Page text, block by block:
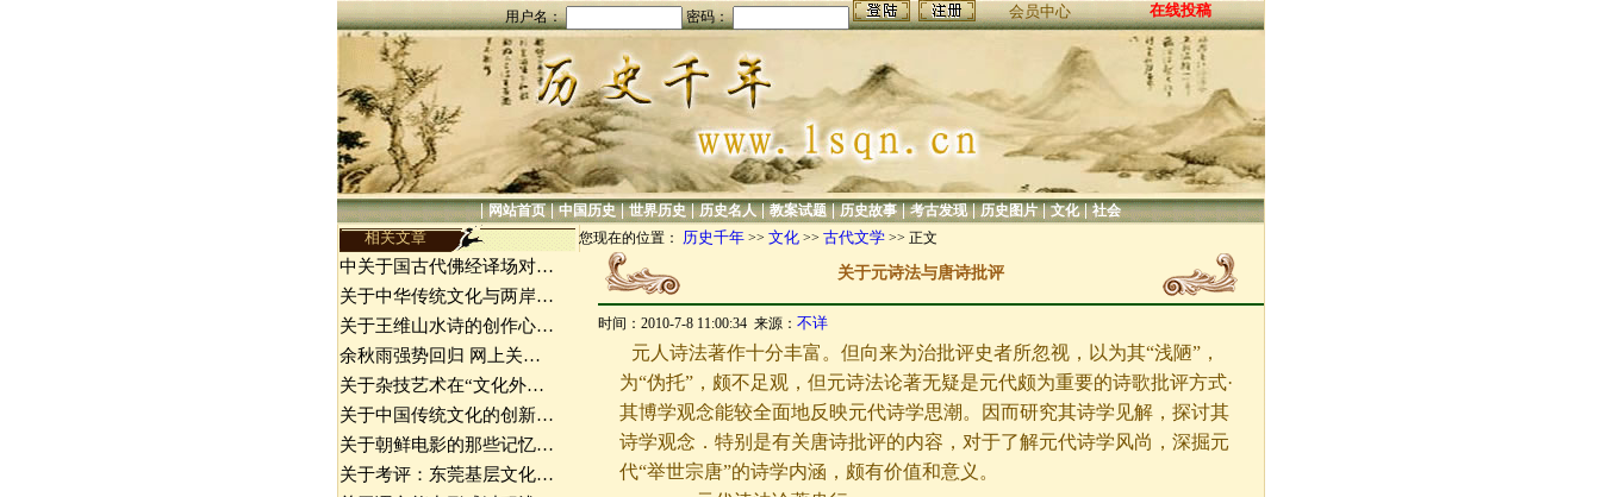
用户名： 密码： 会员中心 在线投稿
|网站首页|中国历史|世界历史|历史名人|教案试题|历史故事|考古发现|历史图片|文化|社会
相关文章 您现在的位置： 历史千年>> 文化>> 古代文学>> 正文
中关于国古代佛经译场对…
关于中华传统文化与两岸…
关于王维山水诗的创作心…
余秋雨强势回归 网上关…
关于杂技艺术在“文化外…
关于中国传统文化的创新…
关于朝鲜电影的那些记忆…
关于考评：东莞基层文化…
关于元诗法与唐诗批评
时间：2010-7-8 11:00:34 来源： 不详
元人诗法著作十分丰富。但向来为治批评史者所忽视，以为其“浅陋”，
为“伪托”，颇不足观，但元诗法论著无疑是元代颇为重要的诗歌批评方式·
其博学观念能较全面地反映元代诗学思潮。因而研究其诗学见解，探讨其
诗学观念．特别是有关唐诗批评的内容，对于了解元代诗学风尚，深掘元
代“举世宗唐”的诗学内涵，颇有价值和意义。